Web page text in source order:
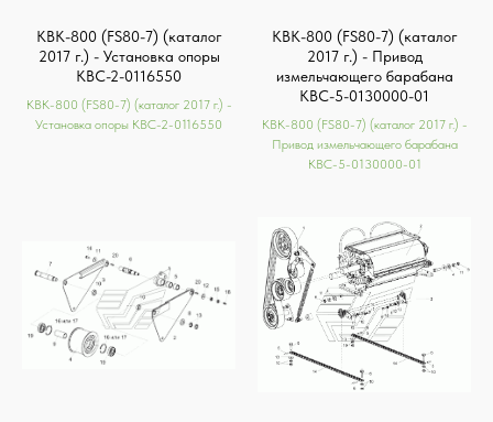
КВК-800 (FS80-7) (каталог
2017 г.) - Установка опоры
КВС-2-0116550
КВК-800 (FS80-7) (каталог 2017 г.) -
Установка опоры КВС-2-0116550
КВК-800 (FS80-7) (каталог
2017 г.) - Привод
измельчающего барабана
КВС-5-0130000-01
КВК-800 (FS80-7) (каталог 2017 г.) -
Привод измельчающего барабана
КВС-5-0130000-01